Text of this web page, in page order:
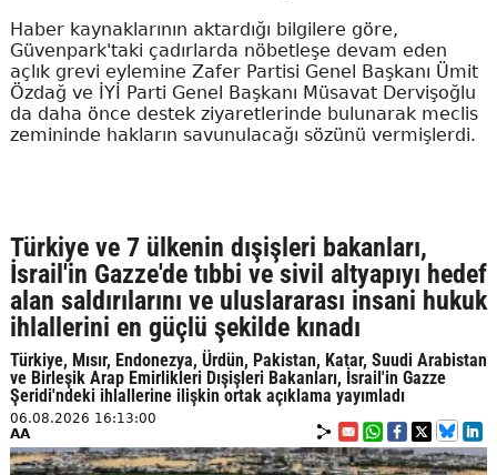
Haber kaynaklarının aktardığı bilgilere göre,
Güvenpark'taki çadırlarda nöbetleşe devam eden
açlık grevi eylemine Zafer Partisi Genel Başkanı Ümit
Özdağ ve İYİ Parti Genel Başkanı Müsavat Dervişoğlu
da daha önce destek ziyaretlerinde bulunarak meclis
zemininde hakların savunulacağı sözünü vermişlerdi.
Türkiye ve 7 ülkenin dışişleri bakanları,
İsrail'in Gazze'de tıbbi ve sivil altyapıyı hedef
alan saldırılarını ve uluslararası insani hukuk
ihlallerini en güçlü şekilde kınadı
Türkiye, Mısır, Endonezya, Ürdün, Pakistan, Katar, Suudi Arabistan
ve Birleşik Arap Emirlikleri Dışişleri Bakanları, İsrail'in Gazze
Şeridi'ndeki ihlallerine ilişkin ortak açıklama yayımladı
06.08.2026 16:13:00
AA